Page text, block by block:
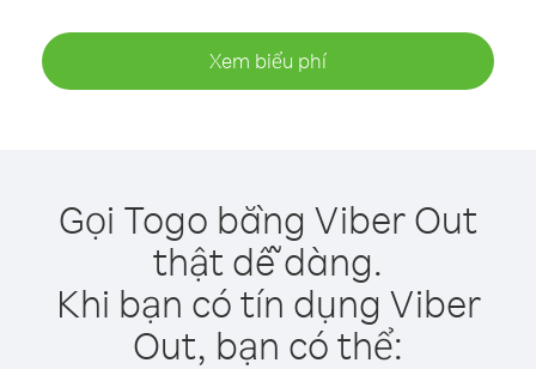
Xem biểu phí
Gọi Togo bằng Viber Out
thật dễ dàng.
Khi bạn có tín dụng Viber
Out, bạn có thể: